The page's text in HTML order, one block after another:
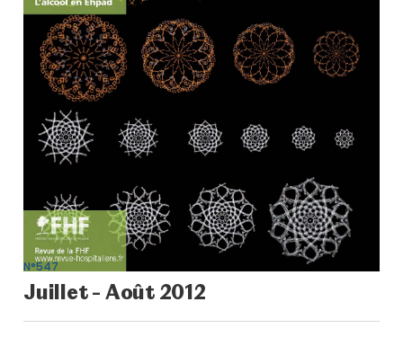
N°547
Juillet - Août 2012